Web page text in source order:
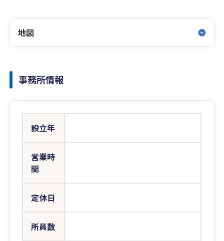
地図
事務所情報
設立年
営業時
間
定休日
所員数